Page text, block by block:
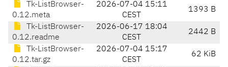
Tk-ListBrowser-
0.12.meta
2026-07-04 15:11
CEST
1393 B
Tk-ListBrowser-
0.12.readme
2026-06-17 18:04
CEST
2442 B
Tk-ListBrowser-
0.12.tar.gz
2026-07-04 15:17
CEST
62 KiB